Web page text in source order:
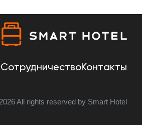
СотрудничествоКонтакты
All rights reserved by Smart Hotel